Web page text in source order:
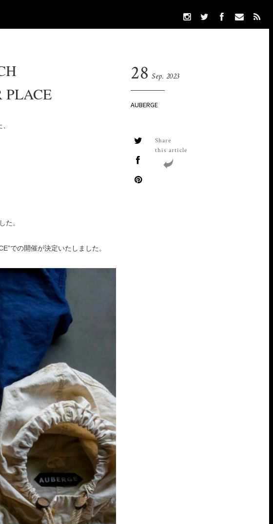
PLACE
28 Sep. 2023
AUBERGE
Share
this article
た。
での開催が決定いたしました。